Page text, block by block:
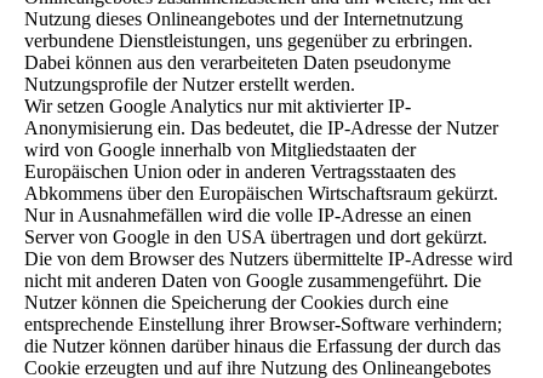
Nutzung dieses Onlineangebotes und der Internetnutzung
verbundene Dienstleistungen, uns gegenüber zu erbringen.
Dabei können aus den verarbeiteten Daten pseudonyme
Nutzungsprofile der Nutzer erstellt werden.
Wir setzen Google Analytics nur mit aktivierter IP-
Anonymisierung ein. Das bedeutet, die IP-Adresse der Nutzer
wird von Google innerhalb von Mitgliedstaaten der
Europäischen Union oder in anderen Vertragsstaaten des
Abkommens über den Europäischen Wirtschaftsraum gekürzt.
Nur in Ausnahmefällen wird die volle IP-Adresse an einen
Server von Google in den USA übertragen und dort gekürzt.
Die von dem Browser des Nutzers übermittelte IP-Adresse wird
nicht mit anderen Daten von Google zusammengeführt. Die
Nutzer können die Speicherung der Cookies durch eine
entsprechende Einstellung ihrer Browser-Software verhindern;
die Nutzer können darüber hinaus die Erfassung der durch das
Cookie erzeugten und auf ihre Nutzung des Onlineangebotes